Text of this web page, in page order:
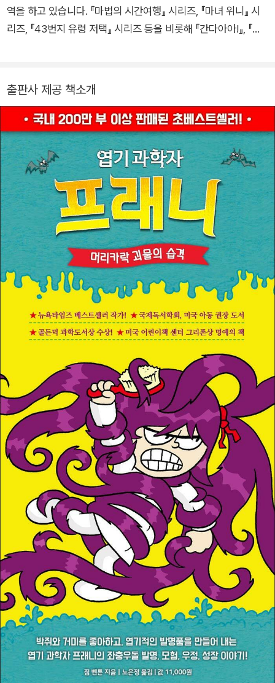
역을 하고 있습니다. 『마법의 시간여행』 시리즈, 『마녀 위니』 시
리즈, 『43번지 유령 저택』 시리즈 등을 비롯해 『간다아아!』, 『여
출판사 제공 책소개